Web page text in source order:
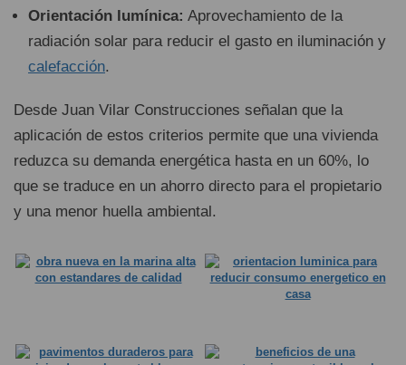
Orientación lumínica: Aprovechamiento de la
radiación solar para reducir el gasto en iluminación y
calefacción.
Desde Juan Vilar Construcciones señalan que la
aplicación de estos criterios permite que una vivienda
reduzca su demanda energética hasta en un 60%, lo
que se traduce en un ahorro directo para el propietario
y una menor huella ambiental.